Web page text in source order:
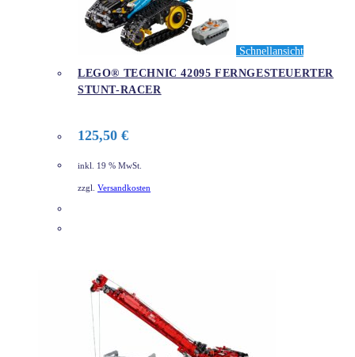
Schnellansicht
LEGO® TECHNIC 42095 FERNGESTEUERTER
STUNT-RACER
125,50 €
inkl. 19 % MwSt.
zzgl. Versandkosten